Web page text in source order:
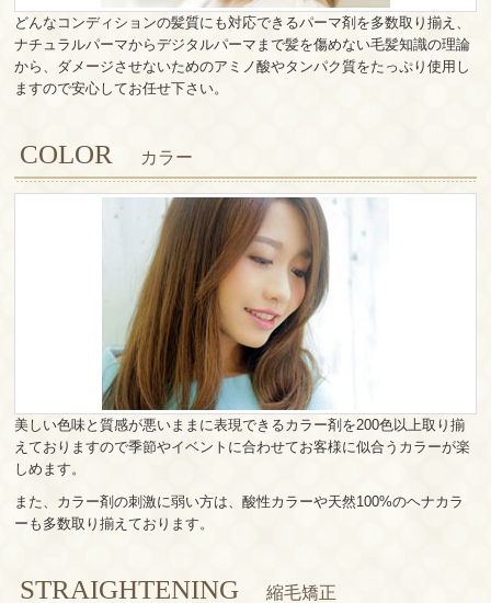
どんなコンディションの髪質にも対応できるパーマ剤を多数取り揃え、
ナチュラルパーマからデジタルパーマまで髪を傷めない毛髪知識の理論
から、ダメージさせないためのアミノ酸やタンパク質をたっぷり使用し
ますので安心してお任せ下さい。
COLOR カラー
美しい色味と質感が悪いままに表現できるカラー剤を200色以上取り揃
えておりますので季節やイベントに合わせてお客様に似合うカラーが楽
しめます。
また、カラー剤の刺激に弱い方は、酸性カラーや天然100%のヘナカラ
ーも多数取り揃えております。
STRAIGHTENING縮毛矯正